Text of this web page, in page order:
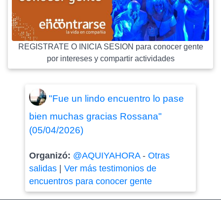
REGISTRATE O INICIA SESION para conocer gente
por intereses y compartir actividades
"Fue un lindo encuentro lo pase
bien muchas gracias Rossana"
(05/04/2026)
Organizó: @AQUIYAHORA- Otras
salidas| Ver más testimonios de
encuentros para conocer gente